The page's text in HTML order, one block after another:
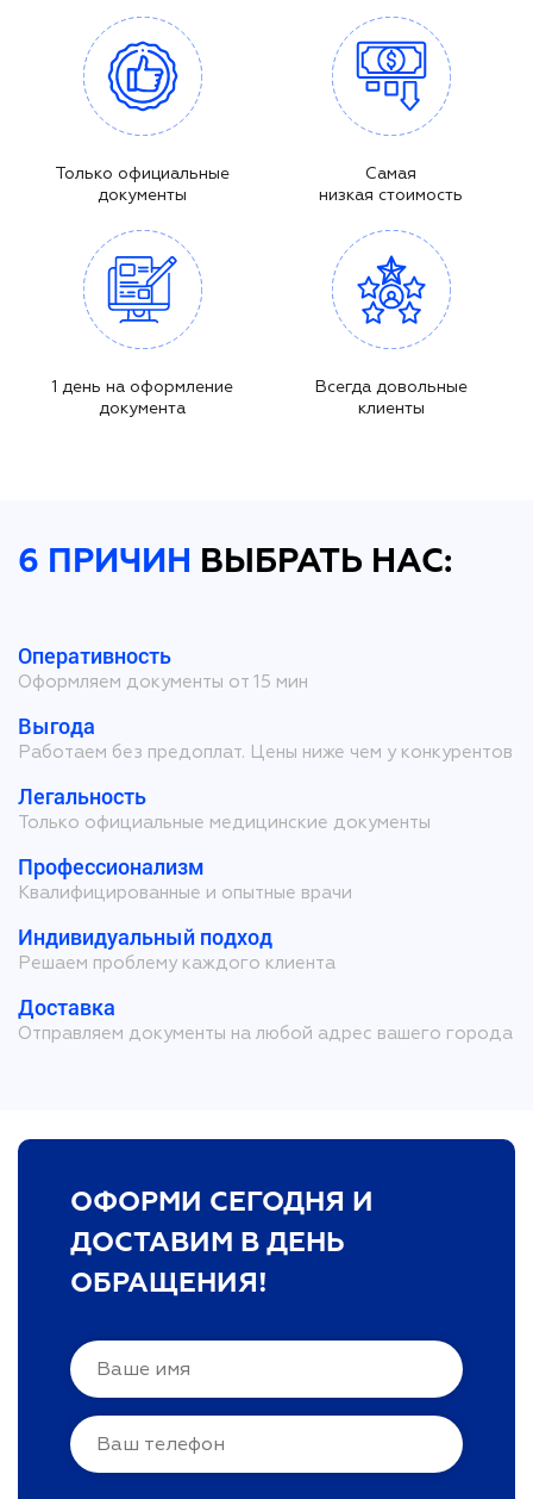
Только официальные
документы
Самая
низкая стоимость
1 день на оформление
документа
Всегда довольные
клиенты
6 ПРИЧИН ВЫБРАТЬ НАС:
Оперативность
Оформляем документы от 15 мин
Выгода
Работаем без предоплат. Цены ниже чем у конкурентов
Легальность
Только официальные медицинские документы
Профессионализм
Квалифицированные и опытные врачи
Индивидуальный подход
Решаем проблему каждого клиента
Доставка
Отправляем документы на любой адрес вашего города
ОФОРМИ СЕГОДНЯ И
ДОСТАВИМ В ДЕНЬ
ОБРАЩЕНИЯ!